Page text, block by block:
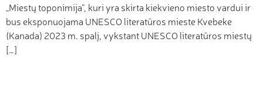
„Miestų toponimija“, kuri yra skirta kiekvieno miesto vardui ir
bus eksponuojama UNESCO literatūros mieste Kvebeke
(Kanada) 2023 m. spalį, vykstant UNESCO literatūros miestų
[…]